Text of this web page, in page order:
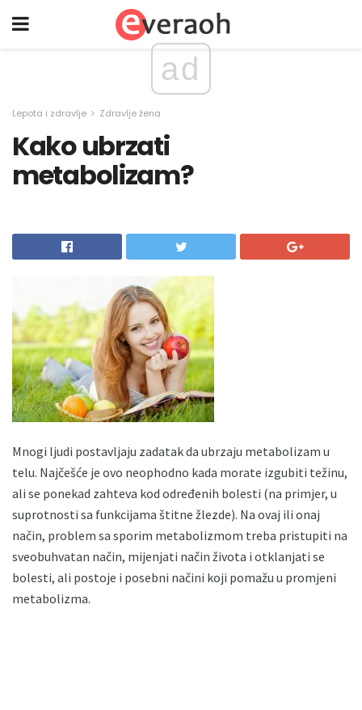
ad
Lepota i zdravlje Zdravlje žena
Kako ubrzati
metabolizam?
Mnogi ljudi postavljaju zadatak da ubrzaju metabolizam u
telu. Najčešće je ovo neophodno kada morate izgubiti težinu,
ali se ponekad zahteva kod određenih bolesti (na primjer, u
suprotnosti sa funkcijama štitne žlezde). Na ovaj ili onaj
način, problem sa sporim metabolizmom treba pristupiti na
sveobuhvatan način, mijenjati način života i otklanjati se
bolesti, ali postoje i posebni načini koji pomažu u promjeni
metabolizma.